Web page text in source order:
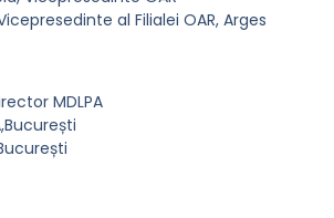
al Filialei OAR, Arges
MDLPA